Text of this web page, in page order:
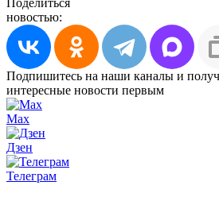
новостью:
Подпишитесь на наши каналы и
интересные новости первым
Max
Дзен
Телеграм